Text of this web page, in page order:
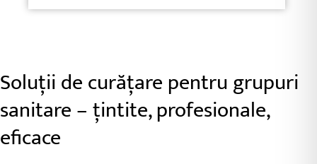
Soluții de curățare pentru grupuri
sanitare – țintite, profesionale,
eficace